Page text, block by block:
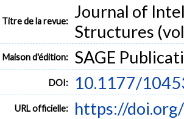
Titre de la revue: Journal of
Structures
Maison d'édition: SAGE
DOI: 10.1177/
URL officielle: https://